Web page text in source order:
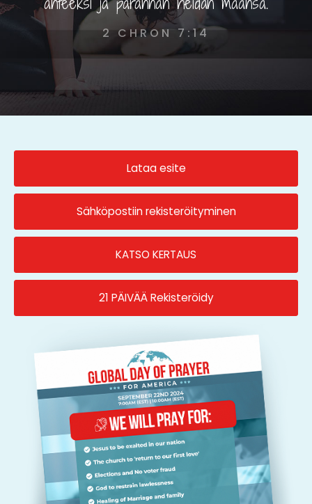
2 CHRON 7:14
Lataa esite
Sähköpostiin rekisteröityminen
KATSO KERTAUS
21 PÄIVÄÄ Rekisteröidy